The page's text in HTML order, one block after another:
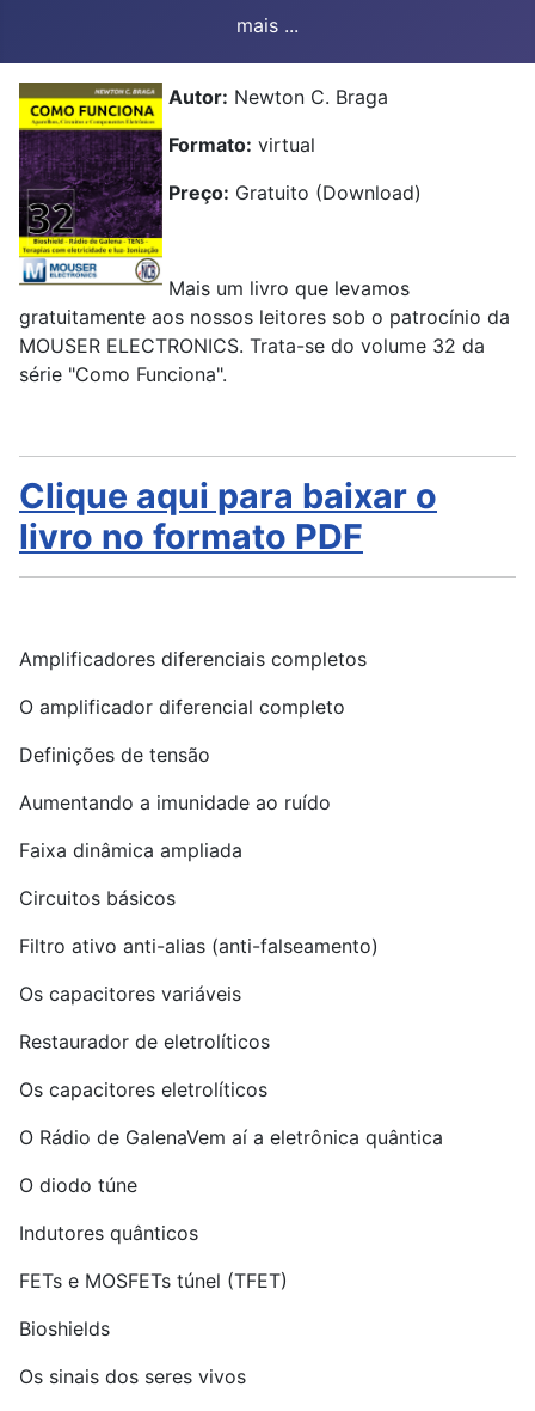
mais ...
Autor: Newton C. Braga
Formato: virtual
Preço: Gratuito (Download)
Mais um livro que levamos
gratuitamente aos nossos leitores sob o patrocínio da
MOUSER ELECTRONICS. Trata-se do volume 32 da
série "Como Funciona".
Clique aqui para baixar o
livro no formato PDF
Amplificadores diferenciais completos
O amplificador diferencial completo
Definições de tensão
Aumentando a imunidade ao ruído
Faixa dinâmica ampliada
Circuitos básicos
Filtro ativo anti-alias (anti-falseamento)
Os capacitores variáveis
Restaurador de eletrolíticos
Os capacitores eletrolíticos
O Rádio de GalenaVem aí a eletrônica quântica
O diodo túne
Indutores quânticos
FETs e MOSFETs túnel (TFET)
Bioshields
Os sinais dos seres vivos